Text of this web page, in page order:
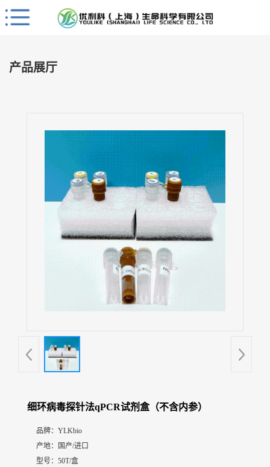
Close
首
产品展厅
细环病毒探针法qPCR试剂盒（不含内参）
品牌： YLKbio
产地：
国产/进口
型号： 50T/盒